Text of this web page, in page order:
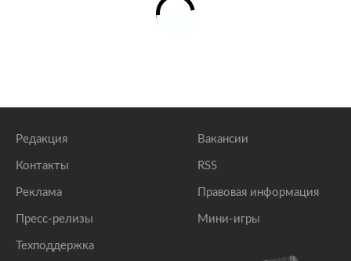
Редакция
Контакты
Реклама
Пресс-релизы
Техподдержка
Вакансии
RSS
Правовая информация
Мини-игры